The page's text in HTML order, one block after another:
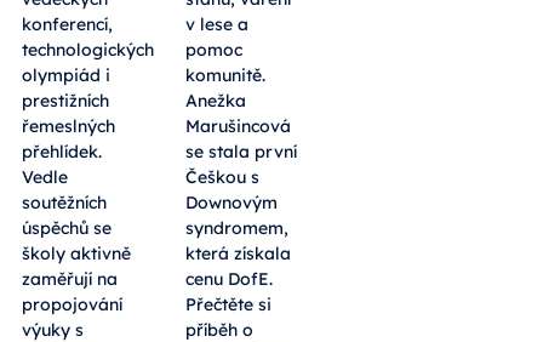
konferencí,
technologických
olympiád i
prestižních
řemeslných
přehlídek.
Vedle
soutěžních
úspěchů se
školy aktivně
zaměřují na
propojování
výuky s
v lese a
pomoc
komunitě.
Anežka
Marušincová
se stala první
Češkou s
Downovým
syndromem,
která získala
cenu DofE.
Přečtěte si
příběh o